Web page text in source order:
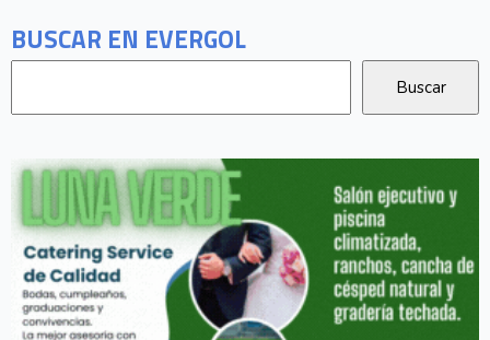
BUSCAR EN EVERGOL